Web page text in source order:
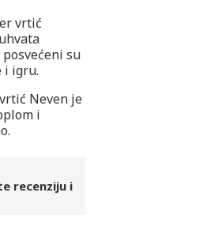
vrtić
su
i igru.
Neven je
i
recenziju i